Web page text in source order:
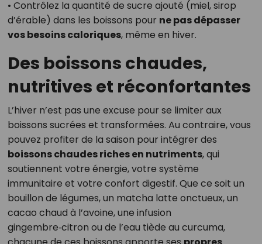
• Contrôlez la quantité de sucre ajouté (miel, sirop
d’érable) dans les boissons pour ne pas dépasser
vos besoins caloriques, même en hiver.
Des boissons chaudes,
nutritives et réconfortantes
L’hiver n’est pas une excuse pour se limiter aux
boissons sucrées et transformées. Au contraire, vous
pouvez profiter de la saison pour intégrer des
boissons chaudes riches en nutriments, qui
soutiennent votre énergie, votre système
immunitaire et votre confort digestif. Que ce soit un
bouillon de légumes, un matcha latte onctueux, un
cacao chaud à l’avoine, une infusion
gingembre‑citron ou de l’eau tiède au curcuma,